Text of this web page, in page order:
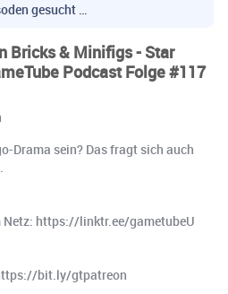
gesucht …
Bricks & Minifigs - Star
Podcast Folge #117
Drama sein? Das fragt sich auch
https://linktr.ee/gametubeU
bit.ly/gtpatreon